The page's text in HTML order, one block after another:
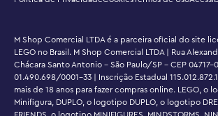
M Shop Comercial LTDA é a parceira oficial do site
LEGO no Brasil. M Shop Comercial LTDA | Rua
Chácara Santo Antonio - São Paulo/SP - CEP 04717-
01.490.698/0001-33 | Inscrição Estadual
mais de 18 anos para fazer compras online. LEGO, o
Minifigura, DUPLO, o logotipo DUPLO, o logotipo